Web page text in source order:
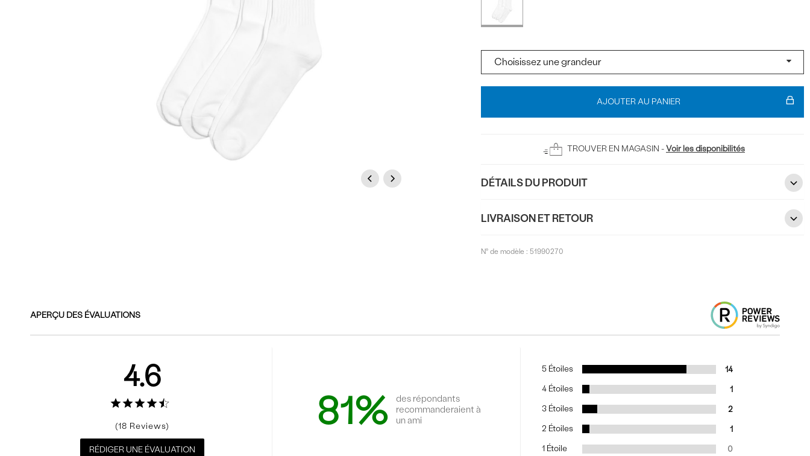
PreviousNext
produit
Pointure
Ajouter
panier
AJOUTER AU PANIER
TROUVER EN MAGASIN -Voir les disponibilités
DÉTAILS DU PRODUIT
LIVRAISON ET RETOUR
N° de modèle : 51990270
APERÇU DES ÉVALUATIONS
4.6
18
RÉDIGER UNE ÉVALUATION
81%
des répondants
recommanderaient à
un ami
5 Étoiles 14
4 Étoiles 1
3 Étoiles 2
2 Étoiles 1
1 Étoile 0